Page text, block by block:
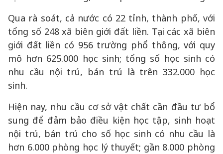
Qua rà soát, cả nước có 22 tỉnh, thành phố, với
tổng số 248 xã biên giới đất liền. Tại các xã biên
giới đất liền có 956 trường phổ thông, với quy
mô hơn 625.000 học sinh; tổng số học sinh có
nhu cầu nội trú, bán trú là trên 332.000 học
sinh.
Hiện nay, nhu cầu cơ sở vật chất cần đầu tư bổ
sung để đảm bảo điều kiện học tập, sinh hoạt
nội trú, bán trú cho số học sinh có nhu cầu là
hơn 6.000 phòng học lý thuyết; gần 8.000 phòng